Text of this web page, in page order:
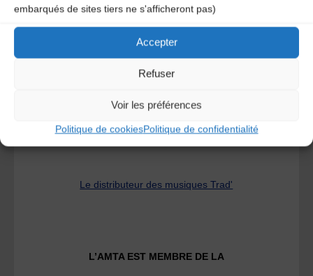
embarqués de sites tiers ne s'afficheront pas)
Accepter
Refuser
Voir les préférences
Politique de cookiesPolitique de confidentialité
A DECOUVRIR :
Le distributeur des musiques Trad'
L’AMTA EST MEMBRE DE LA